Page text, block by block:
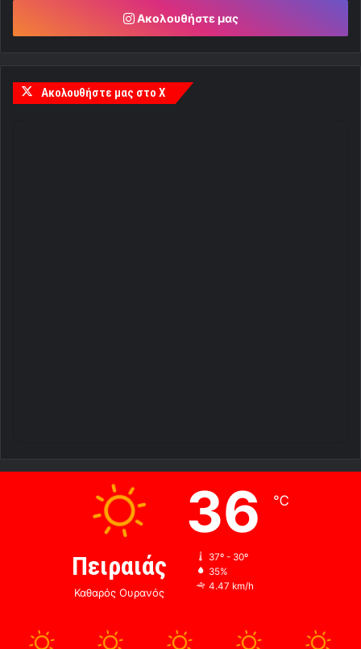
Ακολουθήστε μας
Ακολουθήστε μας στο X
Πειραιάς
Καθαρός Ουρανός
36 ℃
37º - 30º
35%
4.47 km/h